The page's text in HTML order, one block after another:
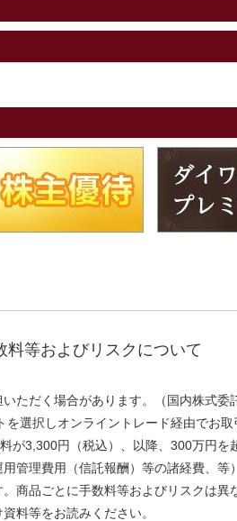
料等およびリスクについて
ただく場合があります。（国内株式委
選択しオンライントレード経由でお
3,300円（税込）、以降、300万円を
管理費用（信託報酬）等の諸経費、等）
商品ごとに手数料等およびリスクは異
料等をお読みください。